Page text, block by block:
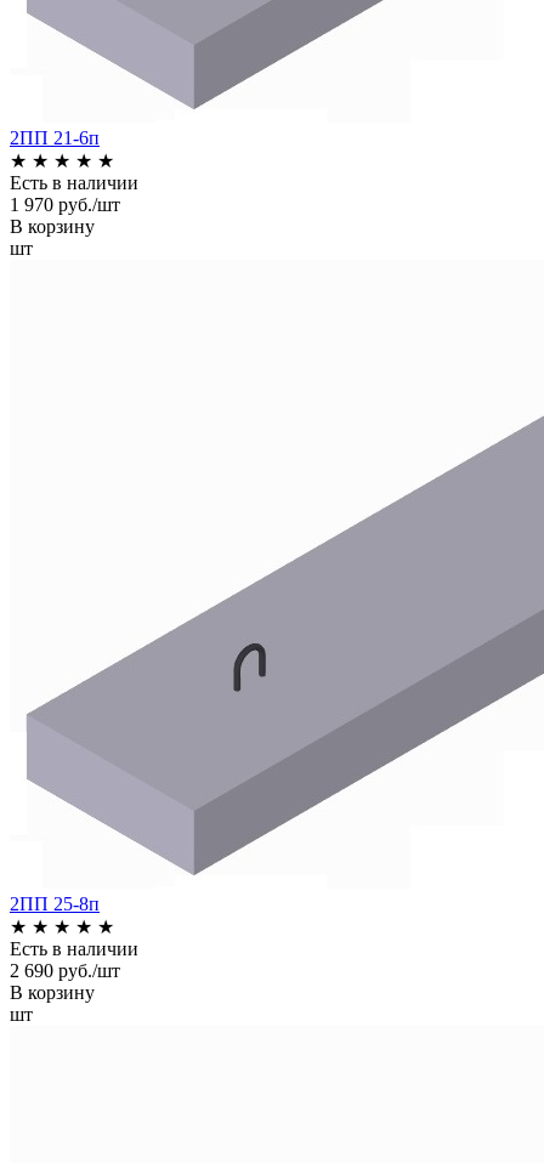
2ПП 21-6п
★ ★ ★ ★ ★
Есть в наличии
1 970 руб./шт
В корзину
шт
2ПП 25-8п
★ ★ ★ ★ ★
Есть в наличии
2 690 руб./шт
В корзину
шт